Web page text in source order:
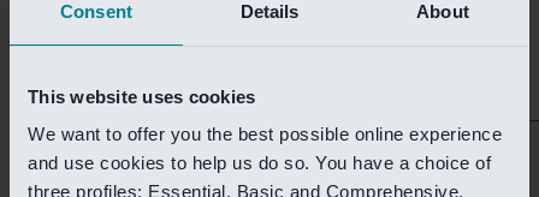
Consent Details About
This website uses cookies
We want to offer you the best possible online experience
and use cookies to help us do so. You have a choice of
three profiles: Essential, Basic and Comprehensive.
Investment Banking
Van Lanschot Kempen Research
Helaas is deze pagina